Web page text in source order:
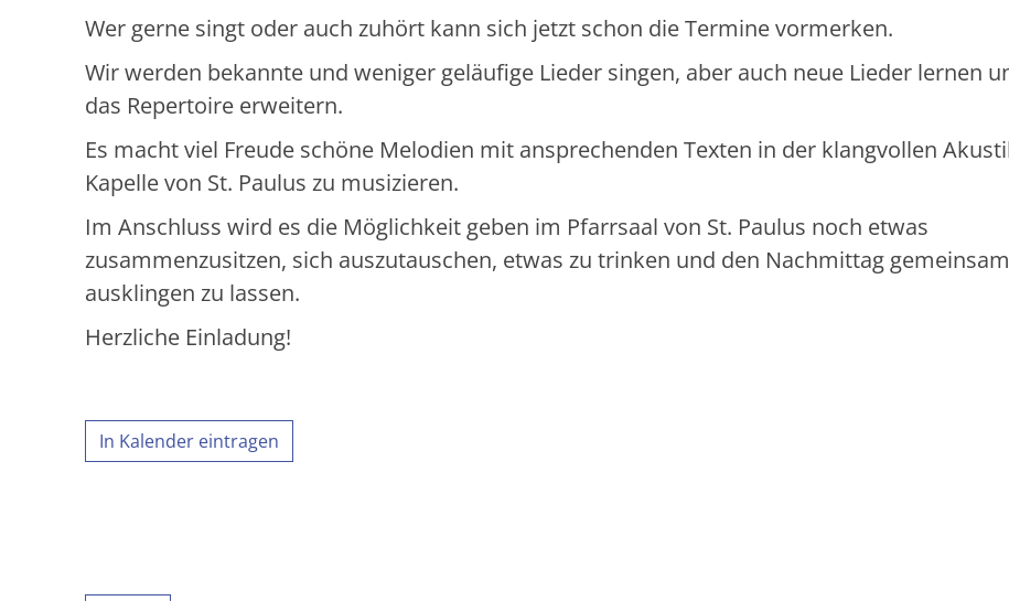
Wer gerne singt oder auch zuhört kann sich jetzt schon die Termine vormerken.
Wir werden bekannte und weniger geläufige Lieder singen, aber auch neue Lieder lernen
das Repertoire erweitern.
Es macht viel Freude schöne Melodien mit ansprechenden Texten in der klangvollen
Kapelle von St. Paulus zu musizieren.
Im Anschluss wird es die Möglichkeit geben im Pfarrsaal von St. Paulus noch etwas
zusammenzusitzen, sich auszutauschen, etwas zu trinken und den Nachmittag gemeinsam
ausklingen zu lassen.
Herzliche Einladung!
In Kalender eintragen